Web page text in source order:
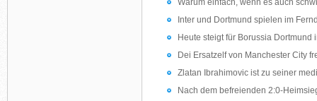
Warum einfach, wenn es auch
Inter und Dortmund spielen im
Heute steigt für Borussia
Dei Ersatzelf von Manchester City
Zlatan Ibrahimovic ist zu seiner
Nach dem befreienden 2:0-